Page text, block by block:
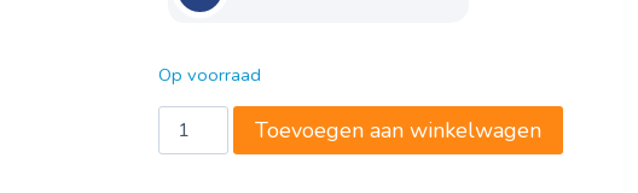
Op voorraad
SAMSUNG
Magnetron
Toevoegen aan winkelwagen